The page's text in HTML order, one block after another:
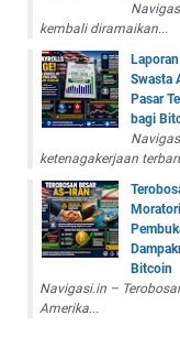
kembali diramaikan...
Swasta
Pasar
bagi
ketenagakerjaan
Bitcoin
Navigasi.in –
Amerika...